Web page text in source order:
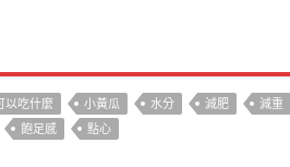
以吃什麼 小黃瓜 水分 減肥 減重
飽足感 點心